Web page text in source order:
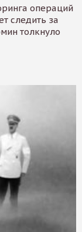
операций
следить за
толкнуло